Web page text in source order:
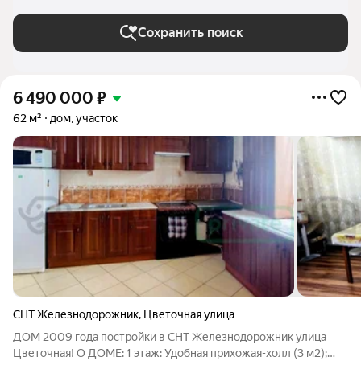
Сохранить поиск
6 490 000 ₽
62 м² дом, участок
СНТ Железнодорожник, Цветочная улица
ДОМ 2009 года постройки в СНТ Железнодорожник улица
Цветочная! О ДОМЕ: 1 этаж: Удобная прихожая-холл (3 м2);